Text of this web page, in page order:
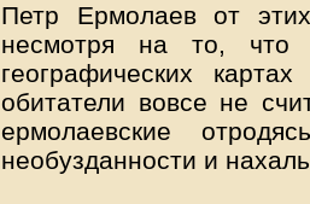
Петр Ермолаев от
несмотря на то, что
географических
обитатели вовсе не
ермолаевские
необузданности и